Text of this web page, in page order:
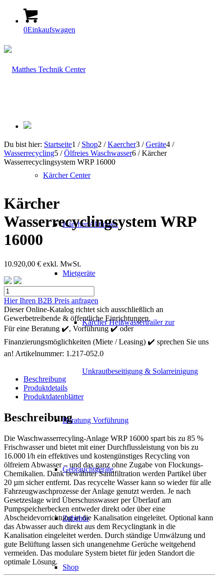
0Einkaufswagen
Kärcher Center
Kärcher Aktionen
Mietgeräte
Kärcher Heißwassertrailer zur
Unkrautbeseitigung & Solarreinigung
Beratung Vorführung
Gebrauchtgeräte
Zubehör
Shop
Du bist hier: Startseite1 / Shop2 / Kaercher3 / Geräte4 /
Wasserrecycling5 / Ölfreies Waschwasser6 / Kärcher
Wasserrecyclingsystem WRP 16000
Kärcher
Wasserrecyclingsystem WRP
16000
10.920,00 € exkl. MwSt.
Kärcher
Wasserrecyclingsystem
WRP
16000
Menge
Hier Ihren B2B Preis anfragen
Dieser Online-Katalog richtet sich ausschließlich an
Gewerbetreibende & öffentliche Einrichtungen.
Für eine Beratung ✔️, Vorführung ✔️ oder
Finanzierungsmöglichkeiten (Miete / Leasing) ✔️ sprechen Sie uns
an! Artikelnummer: 1.217-052.0
Beschreibung
Produktdetails
Produktdatenblätter
Beschreibung
Die Waschwasserrecyling-Anlage WRP 16000 spart bis zu 85 %
Frischwasser und bietet mit einer Durchflussleistung von bis zu
16.000 l/h ein effektives und kostengünstiges Recycling von
ölfreiem Abwasser – und das ganz ohne Zugabe von Flockungs-
Chemikalien. Dank bewährter Sandfiltration werden Partikel über
20 µm sicher entfernt. Das recycelte Wasser kann so wieder für alle
Fahrzeugwaschprozesse der Anlage genutzt werden. Je nach
Gesetzeslage wird Überschusswasser per Überlauf am
Pumpspeicherbecken entweder direkt oder über eine
Abscheidevorrichtung in die Kanalisation eingeleitet. Optional kann
das Abwasser auch direkt aus dem Recyclingtank in die
Kanalisation eingeleitet werden. Durch ständige Umwälzung und
gute Belüftung lassen sich unangenehme Gerüche weitgehend
vermeiden. Das modulare System bietet für jeden Standort die
optimale Lösung.